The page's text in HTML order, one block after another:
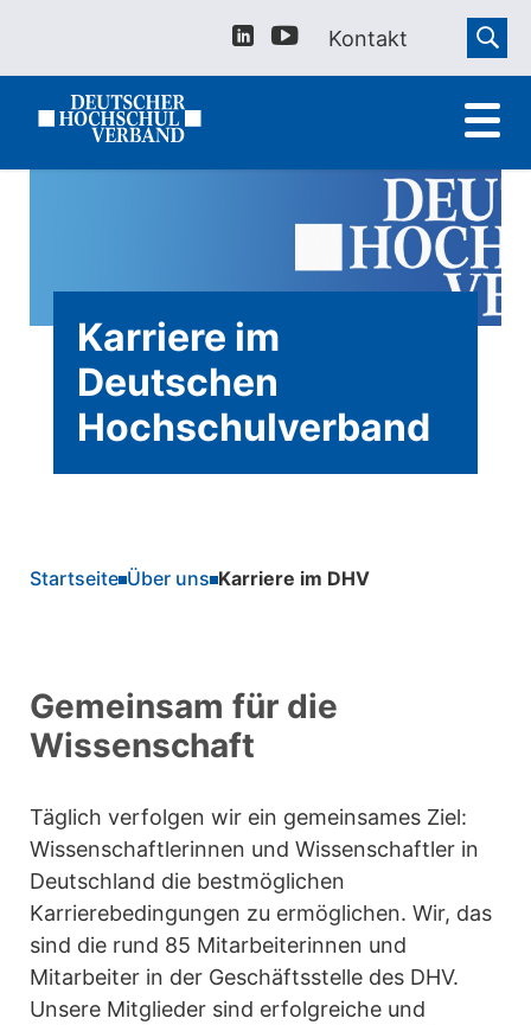
Kontakt
Karriere im
Deutschen
Hochschulverband
Startseite Über uns Karriere im DHV
Gemeinsam für die
Wissenschaft
Täglich verfolgen wir ein gemeinsames Ziel:
Wissenschaftlerinnen und Wissenschaftler in
Deutschland die bestmöglichen
Karrierebedingungen zu ermöglichen. Wir, das
sind die rund 85 Mitarbeiterinnen und
Mitarbeiter in der Geschäftsstelle des DHV.
Unsere Mitglieder sind erfolgreiche und